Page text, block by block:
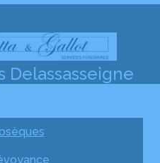
Delassasseigne